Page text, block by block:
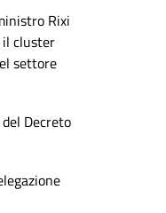
Rixi
cluster
settore
Decreto